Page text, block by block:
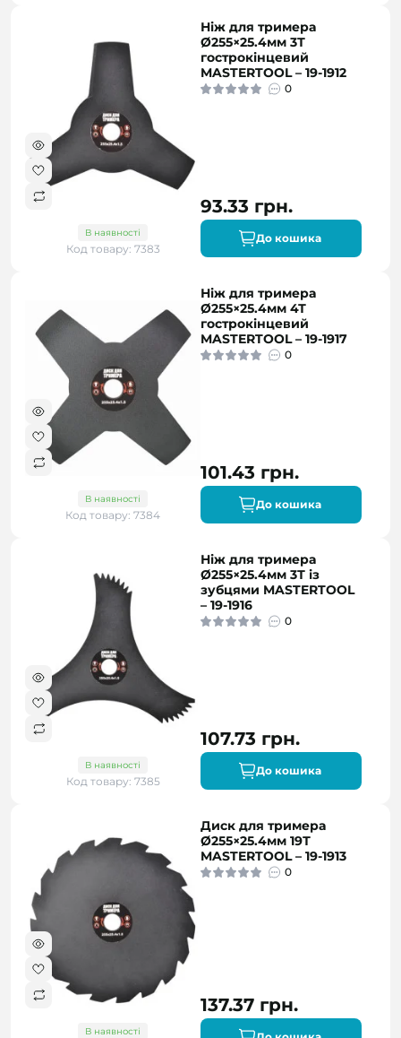
В наявності
Код товару: 7383
Ніж для тримера
Ø255×25.4мм 3Т
гострокінцевий
MASTERTOOL – 19-1912
0
93.33 грн.
До кошика
В наявності
Код товару: 7384
Ніж для тримера
Ø255×25.4мм 4Т
гострокінцевий
MASTERTOOL – 19-1917
0
101.43 грн.
До кошика
В наявності
Код товару: 7385
Ніж для тримера
Ø255×25.4мм 3Т із
зубцями MASTERTOOL
– 19-1916
0
107.73 грн.
До кошика
В наявності
Диск для тримера
Ø255×25.4мм 19Т
MASTERTOOL – 19-1913
0
137.37 грн.